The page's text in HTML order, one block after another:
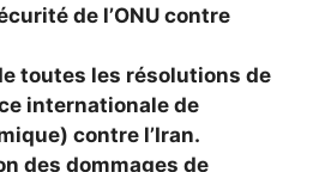
de l’ONU contre
toutes les résolutions de
internationale de
contre l’Iran.
des dommages de